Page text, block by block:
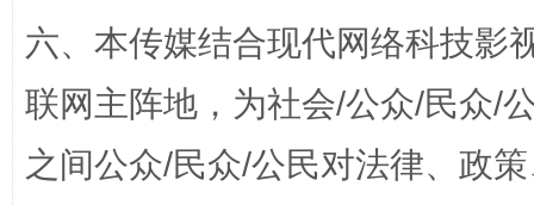
招工难、用工荒背后
六、本传媒结合现代网络科技影
联网主阵地，为社会/公众/民众/
之间公众/民众/公民对法律、政